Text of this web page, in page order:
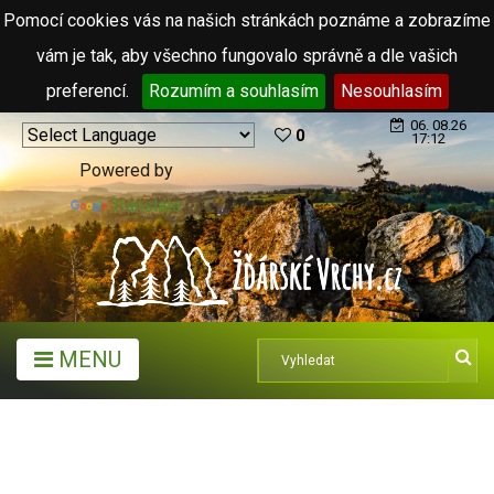
Pomocí cookies vás na našich stránkách poznáme a zobrazíme
vám je tak, aby všechno fungovalo správně a dle vašich
preferencí.
Rozumím a souhlasím Nesouhlasím
Powered by
Translate
0
06. 08.26
17:12
MENU